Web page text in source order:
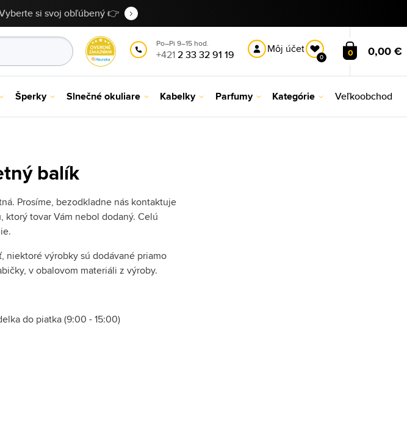
si svoj obľúbený 👉
Po–Pi 9–15 hod.
+4212 33 32 91 19 Môj účet
0 0 0,00 €
Šperky Slnečné okuliare Kabelky Parfumy Kategórie Veľkoobchod
balík
Prosíme, bezodkladne nás kontaktuje
tovar Vám nebol dodaný. Celú
niektoré výrobky sú dodávané priamo
v obalovom materiáli z výroby.
do piatka (9:00 - 15:00)